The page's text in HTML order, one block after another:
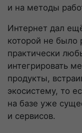
и на методы
Интернет дал
которой не
практически
интегрировать
продукты,
экосистему, то
на базе уже
и сервисов.